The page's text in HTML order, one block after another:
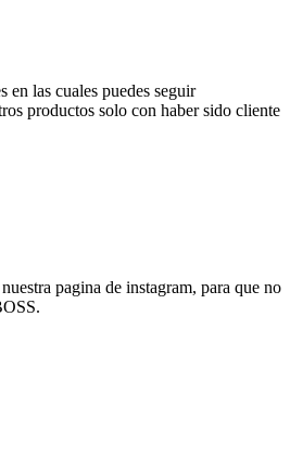
en las cuales puedes seguir
productos solo con haber sido cliente
pagina de instagram, para que no